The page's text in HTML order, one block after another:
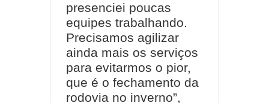
presenciei poucas
equipes trabalhando.
Precisamos agilizar
ainda mais os serviços
para evitarmos o pior,
que é o fechamento da
rodovia no inverno”,